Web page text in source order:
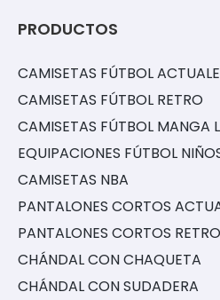
PRODUCTOS
CAMISETAS FÚTBOL
CAMISETAS FÚTBOL RETRO
CAMISETAS FÚTBOL MANGA
EQUIPACIONES FÚTBOL
CAMISETAS NBA
PANTALONES CORTOS
PANTALONES CORTOS RETRO
CHÁNDAL CON CHAQUETA
CHÁNDAL CON SUDADERA